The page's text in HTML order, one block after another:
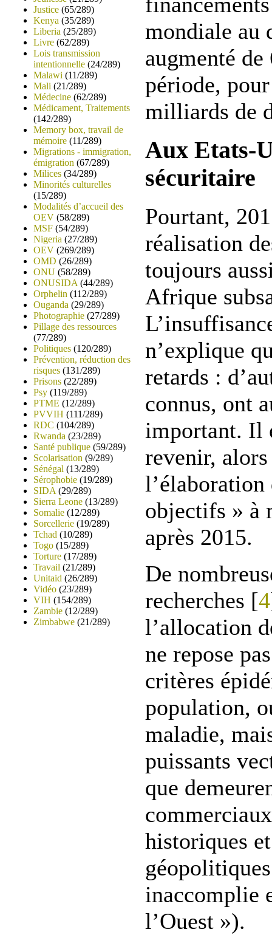
Justice (65/289)
Kenya (35/289)
Liberia (25/289)
Livre (62/289)
Lois transmission
intentionnelle (24/289)
Malawi (11/289)
Mali (21/289)
Médecine (62/289)
Médicament, Traitements
(142/289)
Memory box, travail de
mémoire (11/289)
Migrations - immigration,
émigration (67/289)
Milices (34/289)
Minorités culturelles
(15/289)
Modalités d’accueil des
OEV (58/289)
MSF (54/289)
Nigeria (27/289)
OEV (269/289)
OMD (26/289)
ONU (58/289)
ONUSIDA (44/289)
Orphelin (112/289)
Ouganda (29/289)
Photographie (27/289)
Pillage des ressources
(77/289)
Politiques (120/289)
Prévention, réduction des
risques (131/289)
Prisons (22/289)
Psy (119/289)
PTME (12/289)
PVVIH (111/289)
RDC (104/289)
Rwanda (23/289)
Santé publique (59/289)
Scolarisation (9/289)
Sénégal (13/289)
Sérophobie (19/289)
SIDA (29/289)
Sierra Leone (13/289)
Somalie (12/289)
Sorcellerie (19/289)
Tchad (10/289)
Togo (15/289)
Torture (17/289)
Travail (21/289)
Unitaid (26/289)
Vidéo (23/289)
VIH (154/289)
Zambie (12/289)
Zimbabwe (21/289)
mondiale au
augmenté
période,
milliards de
Aux Etats-
sécuritaire
Pourtant,
réalisation
toujours
Afrique
n’explique
retards :
connus, ont
important. Il
revenir, alors
l’élaboration
objectifs » à
après 2015.
De
recherches [4
l’allocation
ne repose
critères
population,
maladie,
puissants
que
historiques
inaccomplie
l’Ouest »).